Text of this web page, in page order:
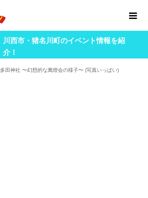
川西市・猪名川町のイベント情報を紹
介！
多田神社 〜幻想的な萬燈会の様子〜 (写真いっぱい)